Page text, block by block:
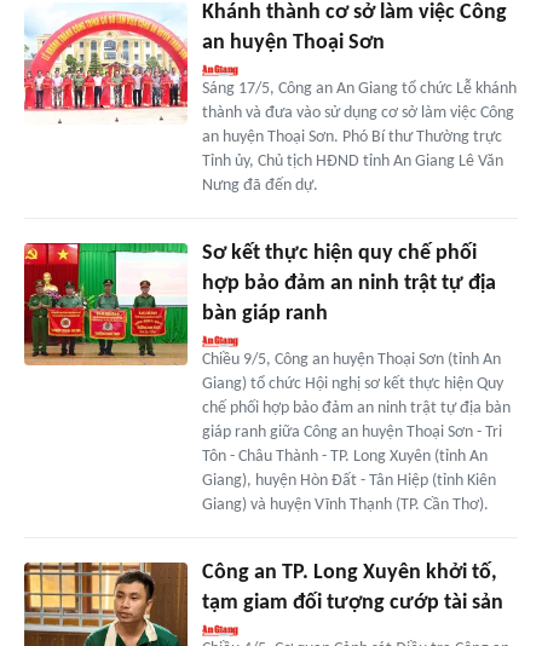
Khánh thành cơ sở làm việc Công
an huyện Thoại Sơn
Sáng 17/5, Công an An Giang tổ chức Lễ khánh
thành và đưa vào sử dụng cơ sở làm việc Công
an huyện Thoại Sơn. Phó Bí thư Thường trực
Tỉnh ủy, Chủ tịch HĐND tỉnh An Giang Lê Văn
Nưng đã đến dự.
Sơ kết thực hiện quy chế phối
hợp bảo đảm an ninh trật tự địa
bàn giáp ranh
Chiều 9/5, Công an huyện Thoại Sơn (tỉnh An
Giang) tổ chức Hội nghị sơ kết thực hiện Quy
chế phối hợp bảo đảm an ninh trật tự địa bàn
giáp ranh giữa Công an huyện Thoại Sơn - Tri
Tôn - Châu Thành - TP. Long Xuyên (tỉnh An
Giang), huyện Hòn Đất - Tân Hiệp (tỉnh Kiên
Giang) và huyện Vĩnh Thạnh (TP. Cần Thơ).
Công an TP. Long Xuyên khởi tố,
tạm giam đối tượng cướp tài sản